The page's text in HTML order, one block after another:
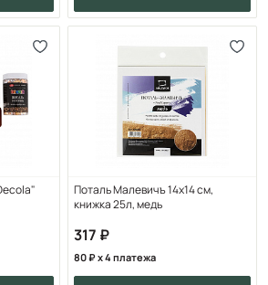
Поталь Малевичъ 14х14 см,
книжка 25л, медь
317
80 x 4 платежа